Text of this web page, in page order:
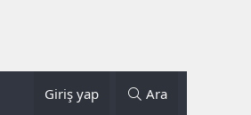
Giriş yap Ara